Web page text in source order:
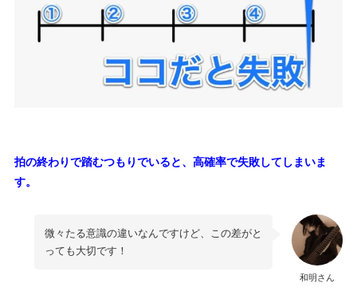
拍の終わりで踏むつもりでいると、高確率で失敗してしまいま
す。
和明さん
微々たる意識の違いなんですけど、この差がと
っても大切です！